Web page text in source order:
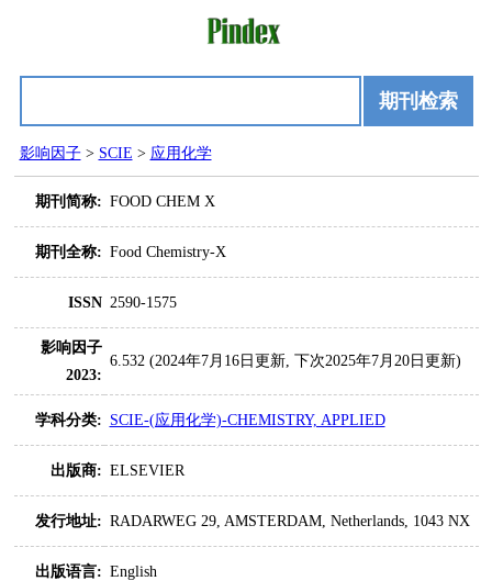
期刊检索
影响因子> SCIE > 应用化学
期刊简称: FOOD CHEM X
期刊全称: Food Chemistry-X
ISSN 2590-1575
影响因子
2023:
6.532 (2024年7月16日更新, 下次2025年7月20日更新)
学科分类: SCIE-(应用化学)-CHEMISTRY, APPLIED
出版商: ELSEVIER
发行地址: RADARWEG 29, AMSTERDAM, Netherlands, 1043 NX
出版语言: English